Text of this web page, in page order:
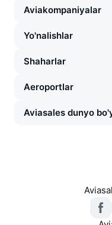
Aviakompaniyalar
Yo'nalishlar
Shaharlar
Aeroportlar
Aviasales dunyo